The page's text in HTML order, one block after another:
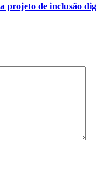
de inclusão